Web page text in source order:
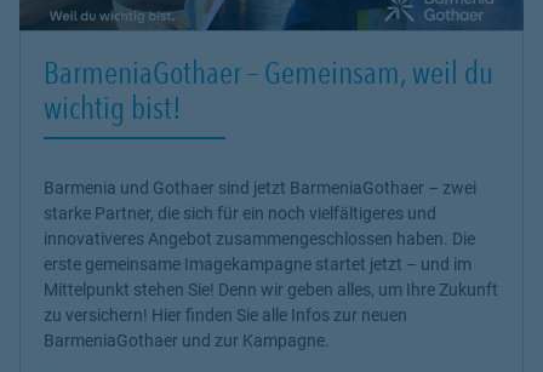
BarmeniaGothaer – Gemeinsam, weil du
wichtig bist!
Barmenia und Gothaer sind jetzt BarmeniaGothaer – zwei
starke Partner, die sich für ein noch vielfältigeres und
innovativeres Angebot zusammengeschlossen haben. Die
erste gemeinsame Imagekampagne startet jetzt – und im
Mittelpunkt stehen Sie! Denn wir geben alles, um Ihre Zukunft
zu versichern! Hier finden Sie alle Infos zur neuen
BarmeniaGothaer und zur Kampagne.